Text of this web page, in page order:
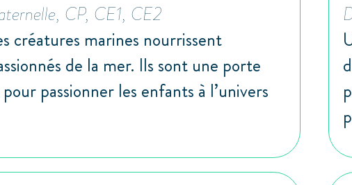
CP, CE1, CE2
créatures marines nourrissent
de la mer. Ils sont une porte
passionner les enfants à l’univers